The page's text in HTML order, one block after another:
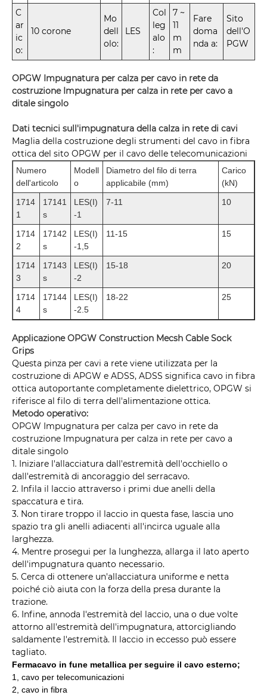
C
ar
ic
o:
10 corone
Mo
dell
olo:
LES
Col
leg
alo
:
7 ~
11
m
m
Fare
doma
nda a:
Sito
dell'O
PGW
OPGW Impugnatura per calza per cavo in rete da
costruzione Impugnatura per calza in rete per cavo a
ditale singolo
Dati tecnici sull'impugnatura della calza in rete di cavi
Maglia della costruzione degli strumenti del cavo in fibra
ottica del sito OPGW per il cavo delle telecomunicazioni
Numero
dell'articolo
Modell
o
Diametro del filo di terra
applicabile (mm)
Carico
(kN)
1714
1
17141
s
LES(I)
-1
7-11 10
1714
2
17142
s
LES(I)
-1,5
11-15 15
1714
3
17143
s
LES(I)
-2
15-18 20
1714
4
17144
s
LES(I)
-2.5
18-22 25
Applicazione OPGW Construction Mecsh Cable Sock
Grips
Questa pinza per cavi a rete viene utilizzata per la
costruzione di APGW e ADSS, ADSS significa cavo in fibra
ottica autoportante completamente dielettrico, OPGW si
riferisce al filo di terra dell'alimentazione ottica.
Metodo operativo:
OPGW Impugnatura per calza per cavo in rete da
costruzione Impugnatura per calza in rete per cavo a
ditale singolo
1. Iniziare l'allacciatura dall'estremità dell'occhiello o
dall'estremità di ancoraggio del serracavo.
2. Infila il laccio attraverso i primi due anelli della
spaccatura e tira.
3. Non tirare troppo il laccio in questa fase, lascia uno
spazio tra gli anelli adiacenti all'incirca uguale alla
larghezza.
4. Mentre prosegui per la lunghezza, allarga il lato aperto
dell'impugnatura quanto necessario.
5. Cerca di ottenere un'allacciatura uniforme e netta
poiché ciò aiuta con la forza della presa durante la
trazione.
6. Infine, annoda l'estremità del laccio, una o due volte
attorno all'estremità dell'impugnatura, attorcigliando
saldamente l'estremità. Il laccio in eccesso può essere
tagliato.
Fermacavo in fune metallica per seguire il cavo esterno;
1, cavo per telecomunicazioni
2, cavo in fibra